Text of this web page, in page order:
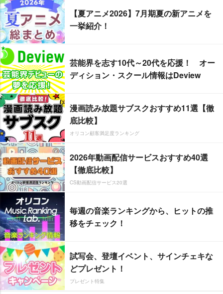
【夏アニメ2026】7月期夏の新アニメを
一挙紹介！
芸能界を志す10代～20代を応援！ オー
ディション・スクール情報はDeview
漫画読み放題サブスクおすすめ11選【徹
底比較】
オリコン顧客満足度ランキング
2026年動画配信サービスおすすめ40選
【徹底比較】
CS動画配信サービス20選
毎週の音楽ランキングから、ヒットの推
移をチェック！
試写会、登壇イベント、サインチェキな
どプレゼント！
プレゼント特集